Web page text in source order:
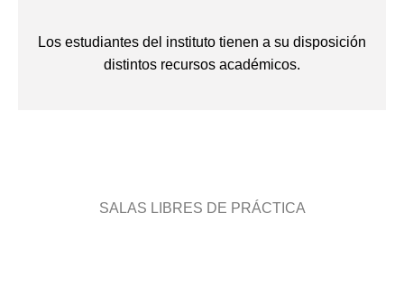
Los estudiantes del instituto tienen a su disposición
distintos recursos académicos.
SALAS LIBRES DE PRÁCTICA